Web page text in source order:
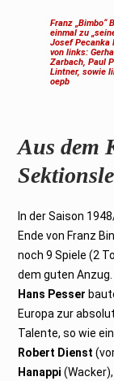
Franz „Bimbo“
einmal zu
Josef Pecanka
von links:
Zarbach, Paul
Lintner, sowie
oepb
Aus dem
In der Saison
Ende von Franz
noch 9 Spiele (2
dem guten
Hans Pesser
Europa zur
Talente, so wie
Robert Dienst
Hanappi(Wacker),